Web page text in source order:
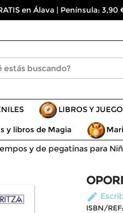
en Álava | Península: 3,90
LIBROS Y
y libros de Magia
y de pegatinas para
edit
ISBN/REF: